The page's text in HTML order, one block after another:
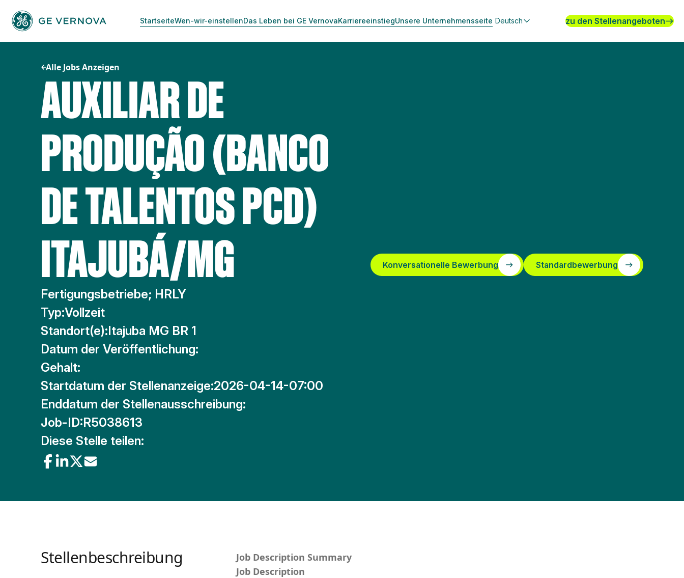
Inhalt
springen
StartseiteWen-wir-einstellenDas Leben bei GE VernovaKarriereeinstiegUnsere Unternehmensseite Deutsch zu den Stellenangeboten
Alle Jobs Anzeigen
AUXILIAR DE
PRODUÇÃO (BANCO
DE TALENTOS PCD)
ITAJUBÁ/MG
Fertigungsbetriebe; HRLY
Typ:Vollzeit
Standort(e):Itajuba MG BR 1
Datum der Veröffentlichung:
Gehalt:
Startdatum der Stellenanzeige:2026-04-14-07:00
Enddatum der Stellenausschreibung:
Job-ID:R5038613
Diese Stelle teilen:
Konversationelle Bewerbung Standardbewerbung
Stellenbeschreibung
Job Description Summary
Job Description